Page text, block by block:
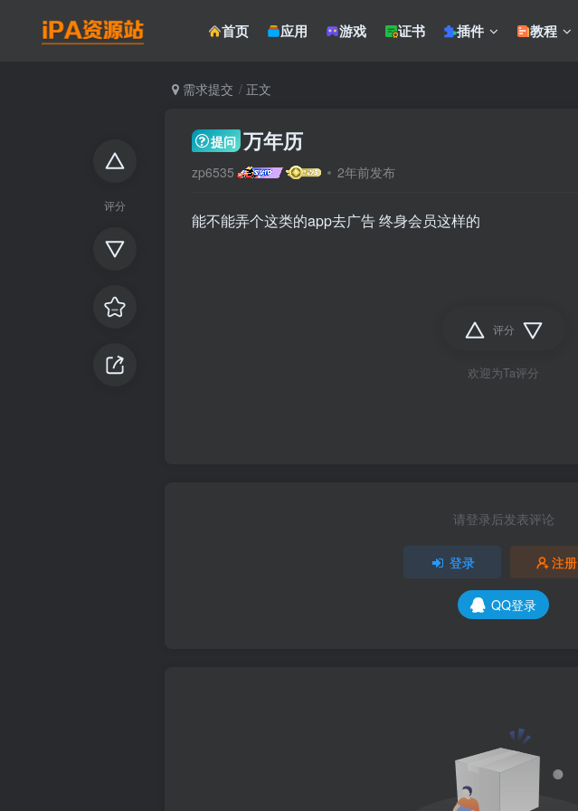
首页 应用 游戏 证书 插件 教程
评分
需求提交 正文
提问 万年历
zp6535 2年前发布
能不能弄个这类的app去广告 终身会员这样的
评分
欢迎为Ta评分
请登录后发表评论
登录 注册
QQ登录